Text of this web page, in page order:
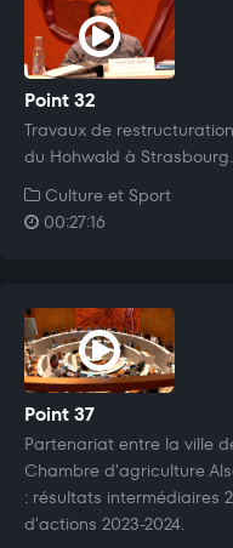
Point 32
Travaux de
du Hohwald à Strasbourg.
Culture et Sport
00:27:16
Point 37
Partenariat entre la ville
Chambre d'agriculture
: résultats intermédiaires
d'actions 2023-2024.